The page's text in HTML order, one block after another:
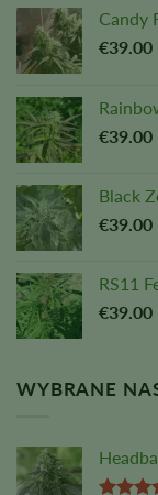
Candy
€39.00
€39.00
Black
€39.00
RS11
€39.00
WYBRANE